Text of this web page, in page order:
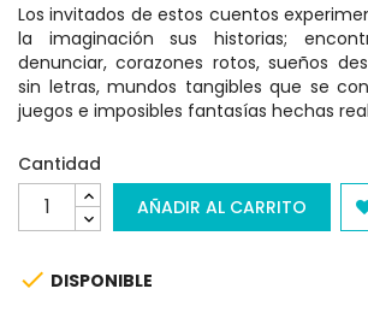
Los invitados de estos cuentos
la imaginación sus historias;
denunciar, corazones rotos, sueños
sin letras, mundos tangibles que se
juegos e imposibles fantasías hechas
Cantidad
AÑADIR AL CARRITO
 DISPONIBLE